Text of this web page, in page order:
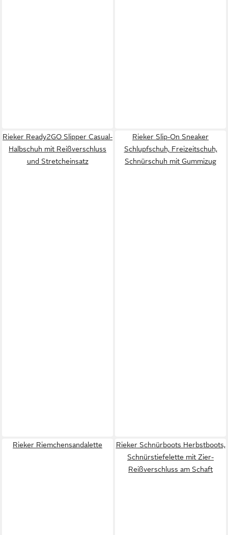
Rieker Ready2GO Slipper Casual-
Halbschuh mit Reißverschluss
und Stretcheinsatz
Rieker Slip-On Sneaker
Schlupfschuh, Freizeitschuh,
Schnürschuh mit Gummizug
Rieker Riemchensandalette
Rieker Schnürboots Herbstboots,
Schnürstiefelette mit Zier-
Reißverschluss am Schaft